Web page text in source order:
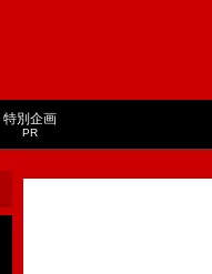
特別企画
PR